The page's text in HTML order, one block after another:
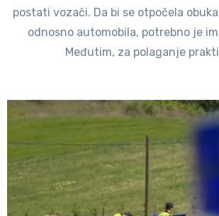
postati vozači. Da bi se otpočela
odnosno automobila, potrebno je
Međutim, za polaganje